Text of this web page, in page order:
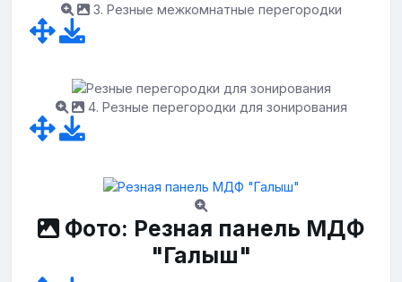
3. Резные межкомнатные перегородки
4. Резные перегородки для зонирования
Фото: Резная панель МДФ
"Галыш"